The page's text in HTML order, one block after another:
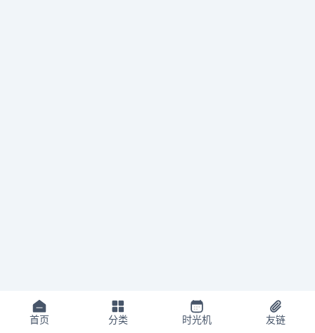
首页 分类 时光机 友链